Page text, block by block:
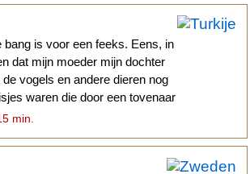
is voor een feeks. Eens, in
dat mijn moeder mijn dochter
vogels en andere dieren nog
waren die door een tovenaar
min.